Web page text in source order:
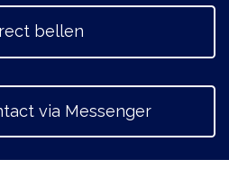
bellen
via Messenger